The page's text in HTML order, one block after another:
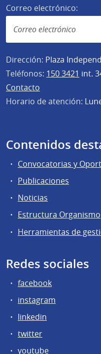
Correo electrónico:
Dirección: Plaza
Teléfonos: 150 3421 int.
Contacto
Horario de atención:
Contenidos
Convocatorias y
Publicaciones
Noticias
Estructura Organismo
Herramientas de
Redes sociales
facebook
instagram
linkedin
twitter
youtube